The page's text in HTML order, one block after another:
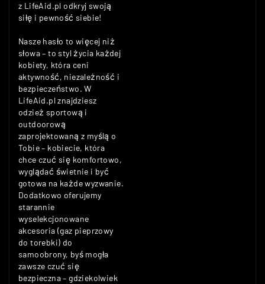
z LifeAid.pl odkryj swoją
siłę i pewność siebie!
Nasze hasło to więcej niż
słowa – to styl życia każdej
kobiety, która ceni
aktywność, niezależność i
bezpieczeństwo. W
LifeAid.pl znajdziesz
odzież sportową i
outdoorową
zaprojektowaną z myślą o
Tobie – kobiecie, która
chce czuć się komfortowo,
wyglądać świetnie i być
gotowa na każde wyzwanie.
Dodatkowo oferujemy
starannie
wyselekcjonowane
akcesoria (gaz pieprzowy
do torebki) do
samoobrony, byś mogła
zawsze czuć się
bezpieczna – gdziekolwiek